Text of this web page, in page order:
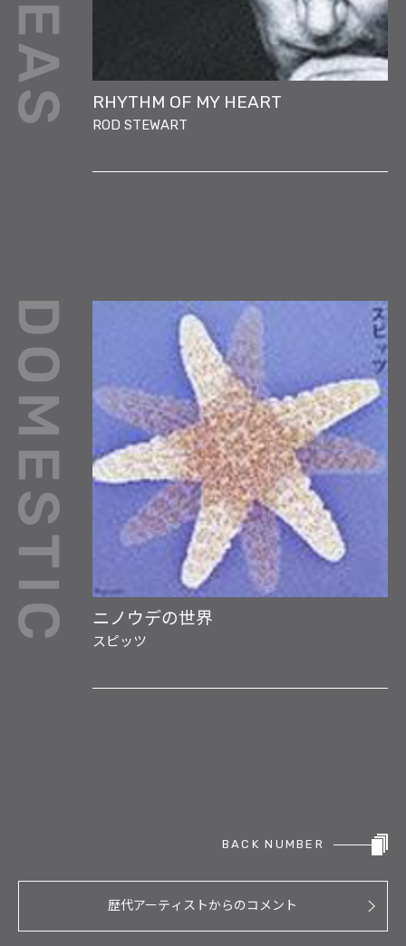
RHYTHM OF MY HEART
ROD STEWART
ニノウデの世界
スピッツ
BACK NUMBER
歴代アーティストからのコメント